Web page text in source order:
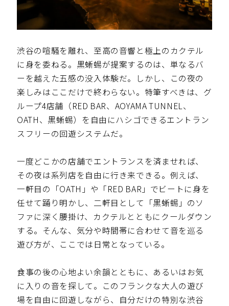
渋谷の喧騒を離れ、至高の音響と極上のカクテル
に身を委ねる。黒蜥蜴が提案するのは、単なるバ
ーを越えた五感の没入体験だ。しかし、この夜の
楽しみはここだけで終わらない。特筆すべきは、グ
ループ4店舗（RED BAR、AOYAMA TUNNEL、
OATH、黒蜥蜴）を自由にハシゴできるエントラン
スフリーの回遊システムだ。
一度どこかの店舗でエントランスを済ませれば、
その夜は系列店を自由に行き来できる。例えば、
一軒目の「OATH」や「RED BAR」でビートに身を
任せて踊り明かし、二軒目として「黒蜥蜴」のソ
ファに深く腰掛け、カクテルとともにクールダウン
する。そんな、気分や時間帯に合わせて音を巡る
遊び方が、ここでは日常となっている。
食事の後の心地よい余韻とともに、あるいはお気
に入りの音を探して。このフランクな大人の遊び
場を自由に回遊しながら、自分だけの特別な渋谷